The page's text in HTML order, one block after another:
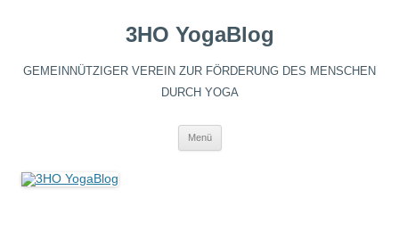
3HO YogaBlog
GEMEINNÜTZIGER VEREIN ZUR FÖRDERUNG DES MENSCHEN
DURCH YOGA
Menü